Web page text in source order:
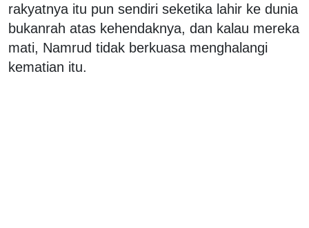
rakyatnya itu pun sendiri seketika lahir ke dunia
bukanrah atas kehendaknya, dan kalau mereka
mati, Namrud tidak berkuasa menghalangi
kematian itu.